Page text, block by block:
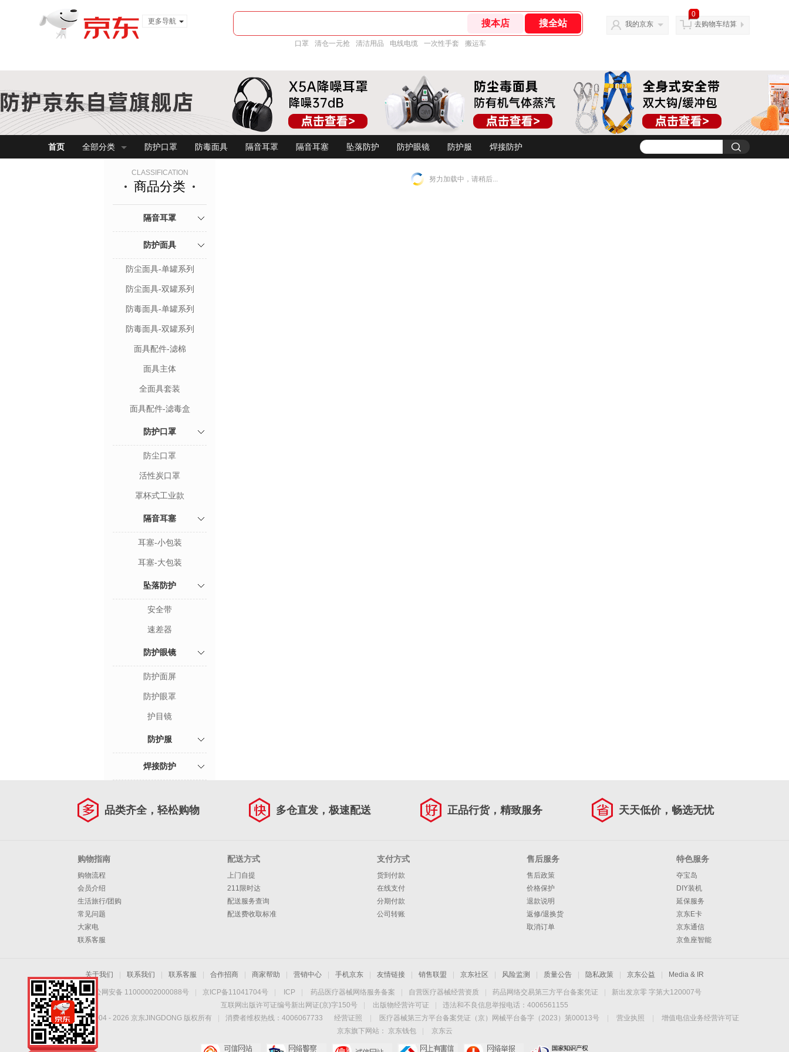
更多导航
口罩 清仓一元抢 清洁用品 电线电缆 一次性手套 搬运车
我的京东
0
去购物车结算
首页 全部分类 防护口罩 防毒面具 隔音耳罩 隔音耳塞 坠落防护 防护眼镜 防护服 焊接防护
CLASSIFICATION
商品分类
隔音耳罩
防护面具
防尘面具-单罐系列
防尘面具-双罐系列
防毒面具-单罐系列
防毒面具-双罐系列
面具配件-滤棉
面具主体
全面具套装
面具配件-滤毒盒
防护口罩
防尘口罩
活性炭口罩
罩杯式工业款
隔音耳塞
耳塞-小包装
耳塞-大包装
坠落防护
安全带
速差器
防护眼镜
防护面屏
防护眼罩
护目镜
防护服
焊接防护
努力加载中，请稍后...
品类齐全，轻松购物 多仓直发，极速配送 正品行货，精致服务 天天低价，畅选无忧
购物指南
购物流程
会员介绍
生活旅行/团购
常见问题
大家电
联系客服
配送方式
上门自提
211限时达
配送服务查询
配送费收取标准
支付方式
货到付款
在线支付
分期付款
公司转账
售后服务
售后政策
价格保护
退款说明
返修/退换货
取消订单
特色服务
夺宝岛
DIY装机
延保服务
京东E卡
京东通信
京鱼座智能
关于我们 联系我们 联系客服 合作招商 商家帮助 营销中心 手机京东 友情链接 销售联盟 京东社区 风险监测 质量公告 隐私政策 京东公益 Media & IR
京公网安备 11000002000088号 京ICP备11041704号 ICP 药品医疗器械网络服务备案 自营医疗器械经营资质 药品网络交易第三方平台备案凭证
新出发京零 字第大120007号
互联网出版许可证编号新出网证(京)字150号
出版物经营许可证
违法和不良信息举报电话：4006561155
Copyright © 2004 - 2026 京东JINGDONG 版权所有 消费者维权热线：4006067733 经营证照 医疗器械第三方平台备案凭证（京）网械平台备字（2023）第00013号 营业执照
增值电信业务经营许可证
京东旗下网站：
京东钱包 京东云
科技改善生活